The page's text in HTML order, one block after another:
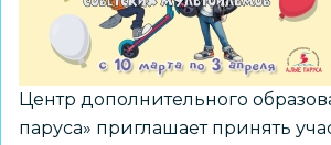
Центр дополнительного
паруса» приглашает принять